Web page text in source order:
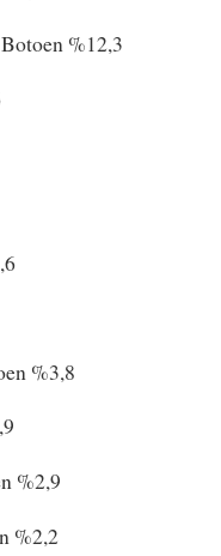
%12,3
%3,8
%2,9
%2,2